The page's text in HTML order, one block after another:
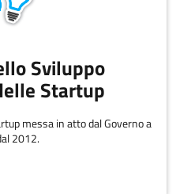
Sviluppo
Startup
messa in atto dal Governo a
2012.